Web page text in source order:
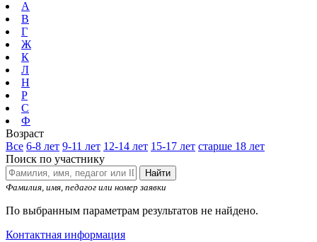
А
В
Г
Ж
К
Л
Н
Р
С
Ф
Возраст
Все 6-8 лет 9-11 лет 12-14 лет 15-17 лет старше 18 лет
Поиск по участнику
Найти
Фамилия, имя, педагог или номер заявки
По выбранным параметрам результатов не найдено.
Контактная информация